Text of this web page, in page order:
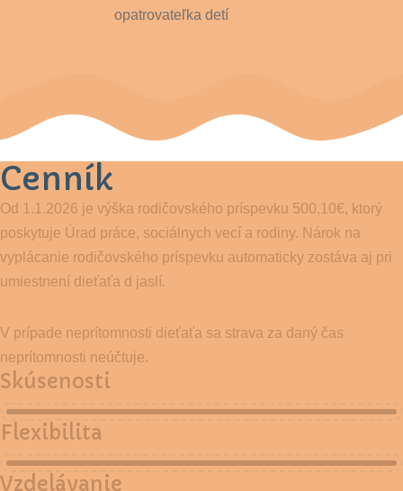
opatrovateľka detí
Cenník
Od 1.1.2026 je výška rodičovského príspevku 500,10€, ktorý
poskytuje Úrad práce, sociálnych vecí a rodiny. Nárok na
vyplácanie rodičovského príspevku automaticky zostáva aj pri
umiestnení dieťaťa d jaslí.
V prípade neprítomnosti dieťaťa sa strava za daný čas
neprítomnosti neúčtuje.
Skúsenosti
Flexibilita
Vzdelávanie